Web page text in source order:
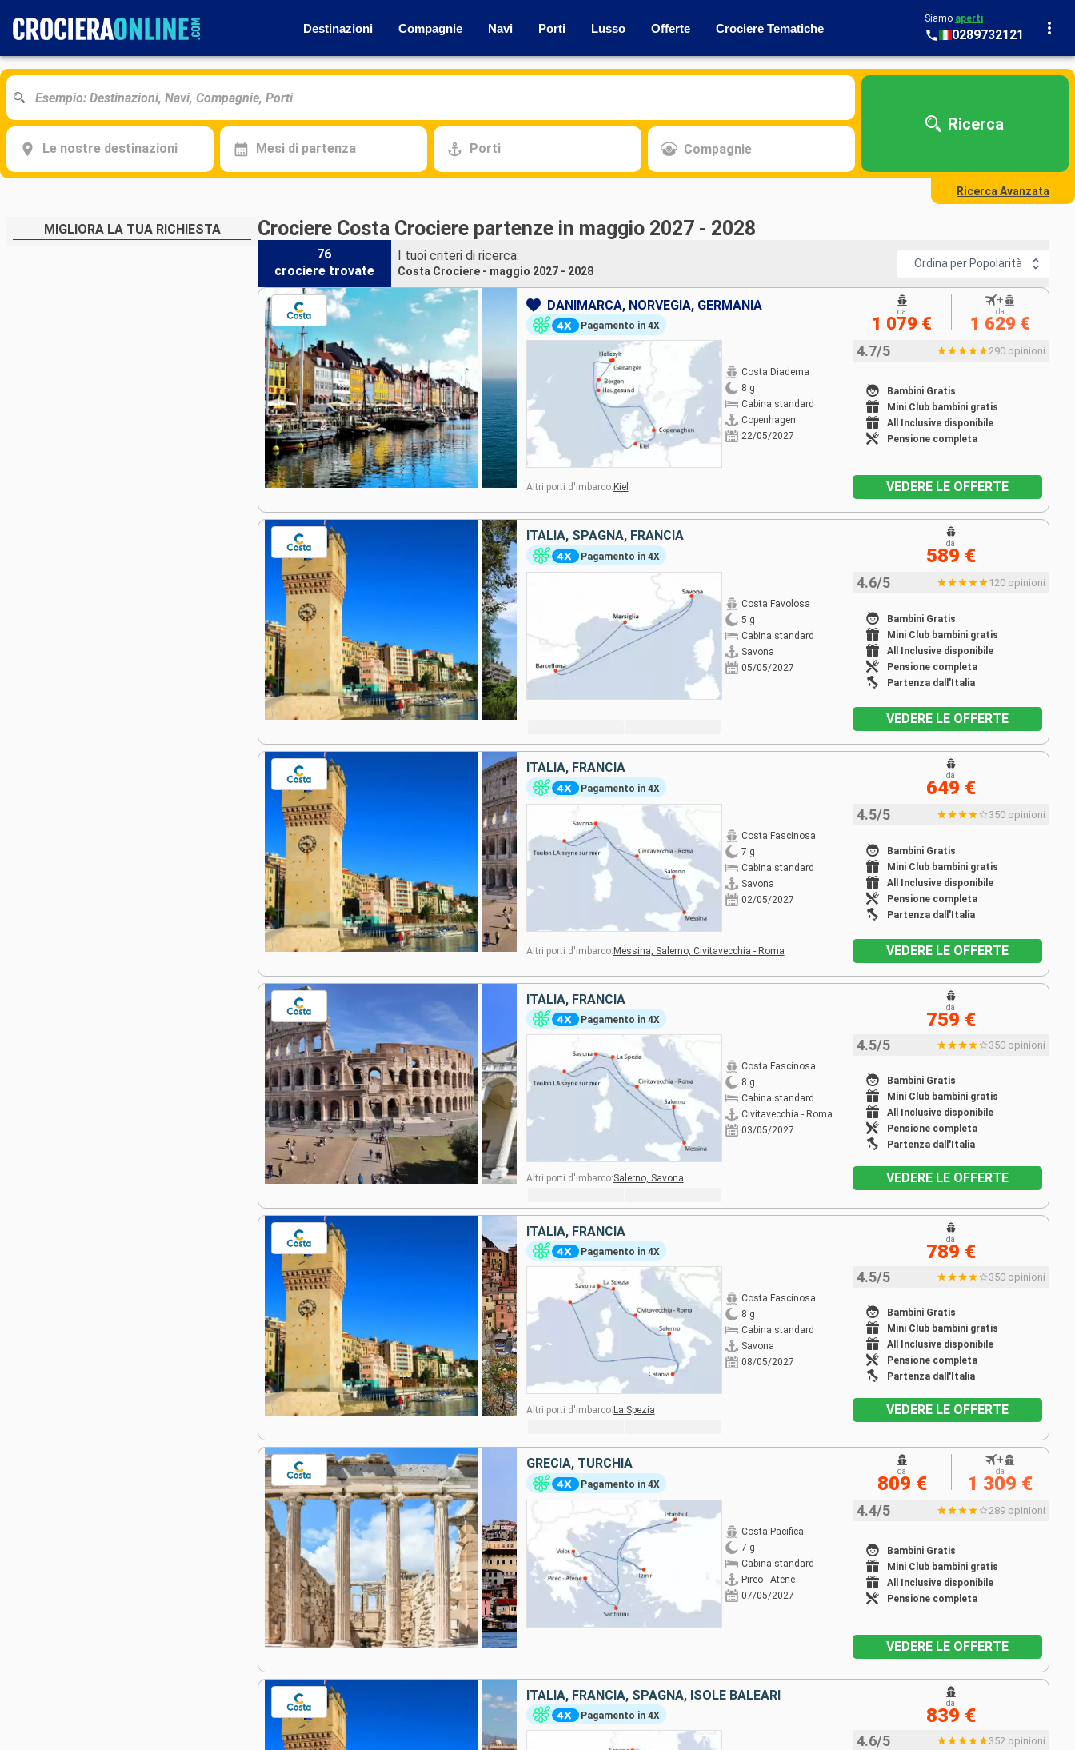
Destinazioni Compagnie Navi Porti Lusso Offerte Crociere Tematiche
Siamo aperti
0289732121
Le nostre destinazioni Mesi di partenza Porti Compagnie
Ricerca
Ricerca Avanzata
MIGLIORA LA TUA RICHIESTA Crociere Costa Crociere partenze in maggio 2027 - 2028
76
crociere trovate
I tuoi criteri di ricerca:
Costa Crociere - maggio 2027 - 2028
Ordina per Popolarità
DANIMARCA, NORVEGIA, GERMANIA
Pagamento in 4X
Costa Diadema
8 g
Cabina standard
Copenhagen
22/05/2027
4.7/5 290 opinioni
Bambini Gratis
Mini Club bambini gratis
All Inclusive disponibile
Pensione completa
da
1 079 €
+
da
1 629 €
Altri porti d'imbarco:Kiel VEDERE LE OFFERTE
ITALIA, SPAGNA, FRANCIA
Pagamento in 4X
Costa Favolosa
5 g
Cabina standard
Savona
05/05/2027
4.6/5 120 opinioni
Bambini Gratis
Mini Club bambini gratis
All Inclusive disponibile
Pensione completa
Partenza dall'Italia
da
589 €
VEDERE LE OFFERTE
ITALIA, FRANCIA
Pagamento in 4X
Costa Fascinosa
7 g
Cabina standard
Savona
02/05/2027
4.5/5 350 opinioni
Bambini Gratis
Mini Club bambini gratis
All Inclusive disponibile
Pensione completa
Partenza dall'Italia
da
649 €
Altri porti d'imbarco:Messina, Salerno, Civitavecchia - Roma VEDERE LE OFFERTE
ITALIA, FRANCIA
Pagamento in 4X
Costa Fascinosa
8 g
Cabina standard
Civitavecchia - Roma
03/05/2027
4.5/5 350 opinioni
Bambini Gratis
Mini Club bambini gratis
All Inclusive disponibile
Pensione completa
Partenza dall'Italia
da
759 €
Altri porti d'imbarco:Salerno, Savona VEDERE LE OFFERTE
ITALIA, FRANCIA
Pagamento in 4X
Costa Fascinosa
8 g
Cabina standard
Savona
08/05/2027
4.5/5 350 opinioni
Bambini Gratis
Mini Club bambini gratis
All Inclusive disponibile
Pensione completa
Partenza dall'Italia
da
789 €
Altri porti d'imbarco:La Spezia VEDERE LE OFFERTE
GRECIA, TURCHIA
Pagamento in 4X
Costa Pacifica
7 g
Cabina standard
Pireo - Atene
07/05/2027
4.4/5 289 opinioni
Bambini Gratis
Mini Club bambini gratis
All Inclusive disponibile
Pensione completa
da
809 €
+
da
1 309 €
VEDERE LE OFFERTE
ITALIA, FRANCIA, SPAGNA, ISOLE BALEARI
Pagamento in 4X
4.6/5 352 opinioni
da
839 €